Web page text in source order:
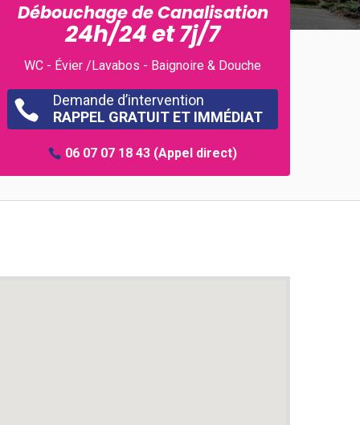
Débouchage de Canalisation
24h/24 et 7j/7
WC - Évier /Lavabos - Baignoire & Douche

Demande d’intervention
RAPPEL GRATUIT ET IMMÉDIAT
06 07 07 18 43 (Appel direct)